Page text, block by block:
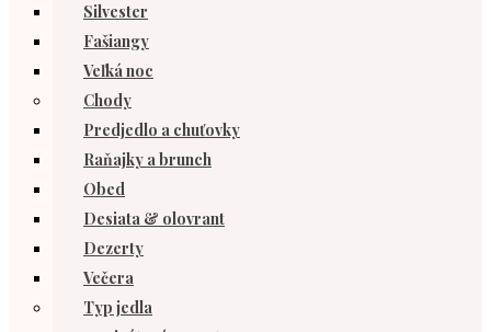
Silvester
Fašiangy
Veľká noc
Chody
Predjedlo a chuťovky
Raňajky a brunch
Obed
Desiata & olovrant
Dezerty
Večera
Typ jedla